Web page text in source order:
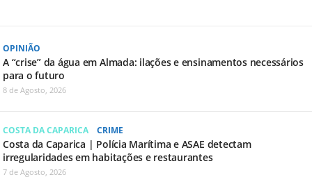
OPINIÃO
A “crise” da água em Almada: ilações e ensinamentos necessários
para o futuro
8 de Agosto, 2026
COSTA DA CAPARICA CRIME
Costa da Caparica | Polícia Marítima e ASAE detectam
irregularidades em habitações e restaurantes
7 de Agosto, 2026